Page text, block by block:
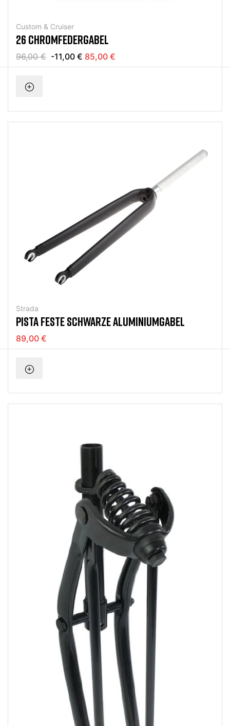
Custom & Cruiser
26 CHROMFEDERGABEL
96,00 € -11,00 € 85,00 €
Strada
PISTA FESTE SCHWARZE ALUMINIUMGABEL
89,00 €